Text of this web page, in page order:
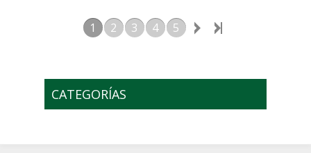
1 2 3 4 5
CATEGORÍAS